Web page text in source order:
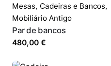
Mesas, Cadeiras e Bancos,
Mobiliário Antigo
Par de bancos
480,00 €